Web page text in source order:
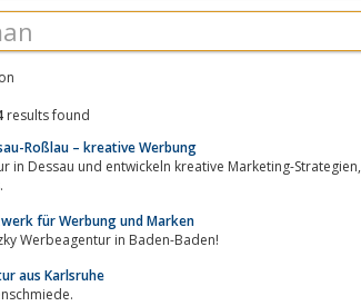
results found
Roßlau – kreative Werbung
und entwickeln kreative Marketing-Strategien, Corporate Designs,
für Werbung und Marken
Werbeagentur in Baden-Baden!
aus Karlsruhe